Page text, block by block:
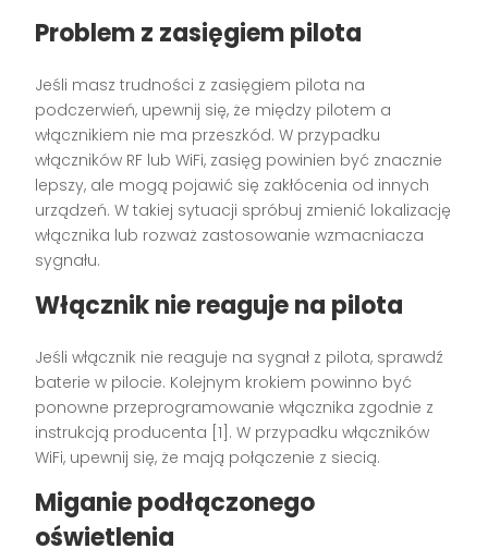
Problem z zasięgiem pilota
Jeśli masz trudności z zasięgiem pilota na
podczerwień, upewnij się, że między pilotem a
włącznikiem nie ma przeszkód. W przypadku
włączników RF lub WiFi, zasięg powinien być znacznie
lepszy, ale mogą pojawić się zakłócenia od innych
urządzeń. W takiej sytuacji spróbuj zmienić lokalizację
włącznika lub rozważ zastosowanie wzmacniacza
sygnału.
Włącznik nie reaguje na pilota
Jeśli włącznik nie reaguje na sygnał z pilota, sprawdź
baterie w pilocie. Kolejnym krokiem powinno być
ponowne przeprogramowanie włącznika zgodnie z
instrukcją producenta [1]. W przypadku włączników
WiFi, upewnij się, że mają połączenie z siecią.
Miganie podłączonego
oświetlenia